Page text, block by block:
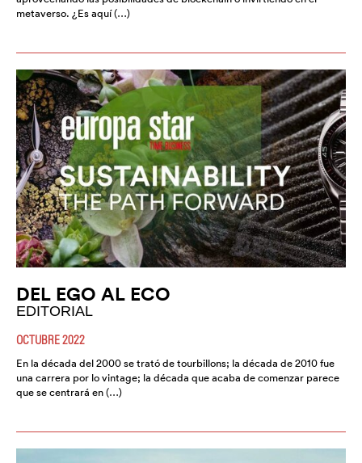
metaverso. ¿Es aquí (…)
DEL EGO AL ECO
EDITORIAL
OCTUBRE 2022
En la década del 2000 se trató de tourbillons; la década de 2010 fue
una carrera por lo vintage; la década que acaba de comenzar parece
que se centrará en (…)